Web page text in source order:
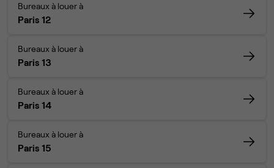
Bureaux à louer à
Paris 12
Bureaux à louer à
Paris 13
Bureaux à louer à
Paris 14
Bureaux à louer à
Paris 15